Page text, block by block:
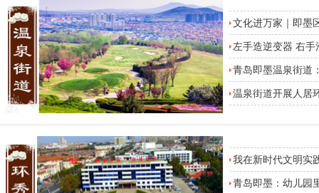
文化进万家｜即墨
左手造逆变器 右
青岛即墨温泉街道
温泉街道开展人居
我在新时代文明实
青岛即墨：幼儿园